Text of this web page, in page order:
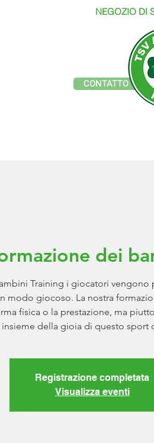
NEGOZIO DI
CONTATTO
dei
Training i giocatori vengono
modo giocoso. La nostra
fisica o la prestazione, ma
insieme della gioia di questo sport
Registrazione completata
Visualizza eventi